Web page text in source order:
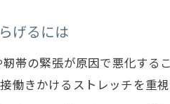
坐骨神経痛に温熱
坐骨神経痛の根本
げるには
帯の緊張が原因で悪化する
きかけるストレッチを重